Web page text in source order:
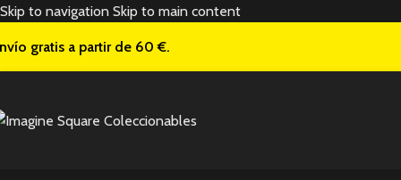
Skip to navigation Skip to main content
gratis a partir de 60 €.